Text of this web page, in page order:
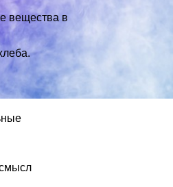
вещества в